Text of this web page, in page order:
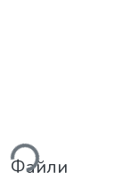
Файли